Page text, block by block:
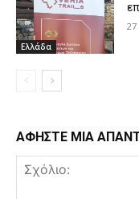
Ελλάδα
27
ΑΦΗΣΤΕ ΜΙΑ